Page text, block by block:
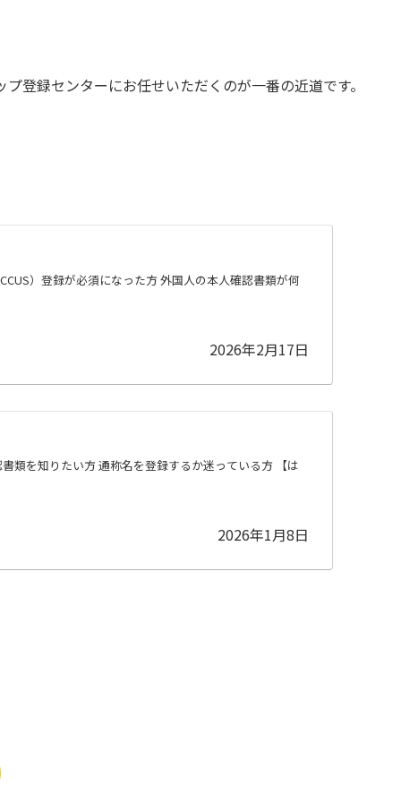
登録センターにお任せいただくのが一番の近道です。
）登録が必須になった方 外国人の本人確認書類が何
2026年2月17日
類を知りたい方 通称名を登録するか迷っている方 【は
2026年1月8日